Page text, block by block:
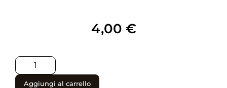
4,00 €
Aggiungi al carrello